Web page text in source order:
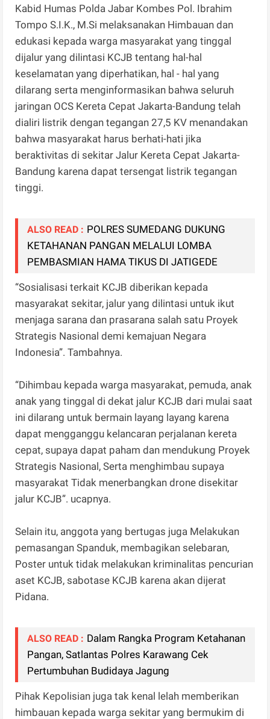
Kabid Humas Polda Jabar Kombes Pol. Ibrahim
Tompo S.I.K., M.Si melaksanakan Himbauan dan
edukasi kepada warga masyarakat yang tinggal
dijalur yang dilintasi KCJB tentang hal-hal
keselamatan yang diperhatikan, hal - hal yang
dilarang serta menginformasikan bahwa seluruh
jaringan OCS Kereta Cepat Jakarta-Bandung telah
dialiri listrik dengan tegangan 27,5 KV menandakan
bahwa masyarakat harus berhati-hati jika
beraktivitas di sekitar Jalur Kereta Cepat Jakarta-
Bandung karena dapat tersengat listrik tegangan
tinggi.
ALSO READ : POLRES SUMEDANG DUKUNG
KETAHANAN PANGAN MELALUI LOMBA
PEMBASMIAN HAMA TIKUS DI JATIGEDE
“Sosialisasi terkait KCJB diberikan kepada
masyarakat sekitar, jalur yang dilintasi untuk ikut
menjaga sarana dan prasarana salah satu Proyek
Strategis Nasional demi kemajuan Negara
Indonesia”. Tambahnya.
“Dihimbau kepada warga masyarakat, pemuda, anak
anak yang tinggal di dekat jalur KCJB dari mulai saat
ini dilarang untuk bermain layang layang karena
dapat mengganggu kelancaran perjalanan kereta
cepat, supaya dapat paham dan mendukung Proyek
Strategis Nasional, Serta menghimbau supaya
masyarakat Tidak menerbangkan drone disekitar
jalur KCJB”. ucapnya.
Selain itu, anggota yang bertugas juga Melakukan
pemasangan Spanduk, membagikan selebaran,
Poster untuk tidak melakukan kriminalitas pencurian
aset KCJB, sabotase KCJB karena akan dijerat
Pidana.
ALSO READ : Dalam Rangka Program Ketahanan
Pangan, Satlantas Polres Karawang Cek
Pertumbuhan Budidaya Jagung
Pihak Kepolisian juga tak kenal lelah memberikan
himbauan kepada warga sekitar yang bermukim di